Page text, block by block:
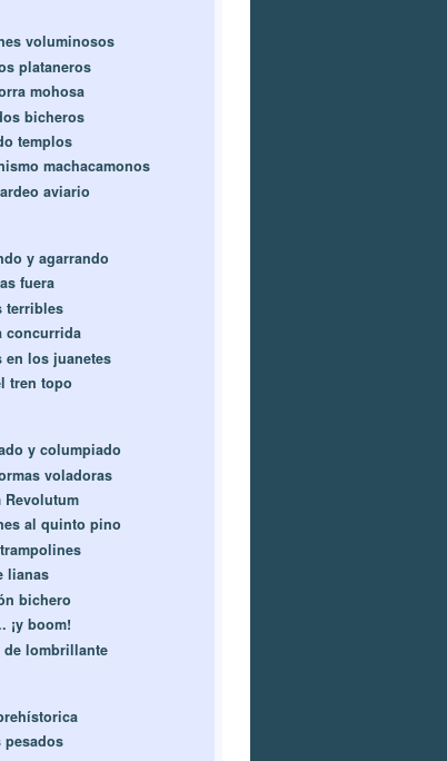
voluminosos
plataneros
mohosa
bicheros
templos
machacamonos
aviario
y agarrando
fuera
terribles
concurrida
en los juanetes
tren topo
y columpiado
voladoras
Revolutum
al quinto pino
lianas
bichero
¡y boom!
de lombrillante
pesados